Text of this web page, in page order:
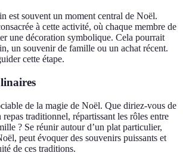
est souvent un moment central de Noël.
à cette activité, où chaque membre de
une décoration symbolique. Cela pourrait
un souvenir de famille ou un achat récent.
cette étape.
de la magie de Noël. Que diriez-vous de
repas traditionnel, répartissant les rôles entre
? Se réunir autour d’un plat particulier,
peut évoquer des souvenirs puissants et
de ces traditions.